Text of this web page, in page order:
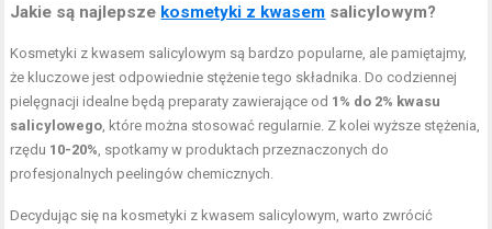
Jakie są najlepsze kosmetyki z kwasem salicylowym?
Kosmetyki z kwasem salicylowym są bardzo popularne, ale pamiętajmy,
że kluczowe jest odpowiednie stężenie tego składnika. Do codziennej
pielęgnacji idealne będą preparaty zawierające od 1% do 2% kwasu
salicylowego , które można stosować regularnie. Z kolei wyższe stężenia,
rzędu 10-20% , spotkamy w produktach przeznaczonych do
profesjonalnych peelingów chemicznych.
Decydując się na kosmetyki z kwasem salicylowym, warto zwrócić